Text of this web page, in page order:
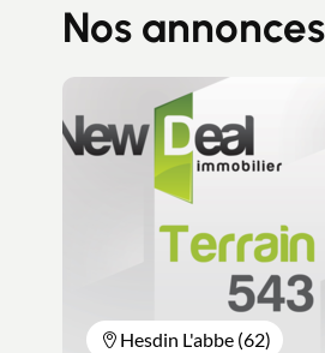
Nos
Hesdin L'abbe (62)